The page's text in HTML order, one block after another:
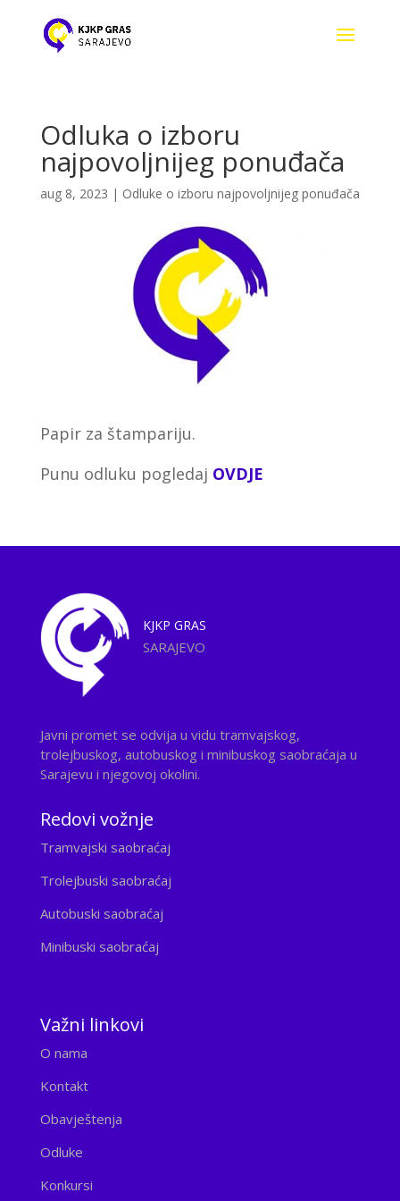
Odluka o izboru
najpovoljnijeg ponuđača
aug 8, 2023 | Odluke o izboru najpovoljnijeg ponuđača
Papir za štampariju.
Punu odluku pogledaj OVDJE
KJKP GRAS
SARAJEVO
Javni promet se odvija u vidu tramvajskog,
trolejbuskog, autobuskog i minibuskog saobraćaja u
Sarajevu i njegovoj okolini.
Redovi vožnje
Tramvajski saobraćaj
Trolejbuski saobraćaj
Autobuski saobraćaj
Minibuski saobraćaj
Važni linkovi
O nama
Kontakt
Obavještenja
Odluke
Konkursi